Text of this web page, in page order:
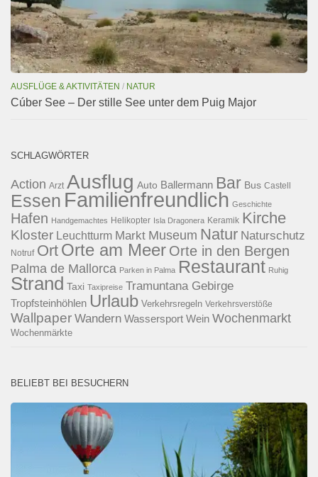
AUSFLÜGE & AKTIVITÄTEN / NATUR
Cúber See – Der stille See unter dem Puig Major
SCHLAGWÖRTER
Action Arzt Ausflug Auto Ballermann Bar Bus Castell
Essen Familienfreundlich Geschichte
Hafen Handgemachtes Helikopter Isla Dragonera Keramik Kirche
Kloster Leuchtturm Markt Museum Natur Naturschutz
Notruf Ort Orte am Meer Orte in den Bergen
Palma de Mallorca Parken in Palma Restaurant Ruhig
Strand Taxi Taxipreise Tramuntana Gebirge
Tropfsteinhöhlen Urlaub Verkehrsregeln Verkehrsverstöße
Wallpaper Wandern Wassersport Wein Wochenmarkt
Wochenmärkte
BELIEBT BEI BESUCHERN